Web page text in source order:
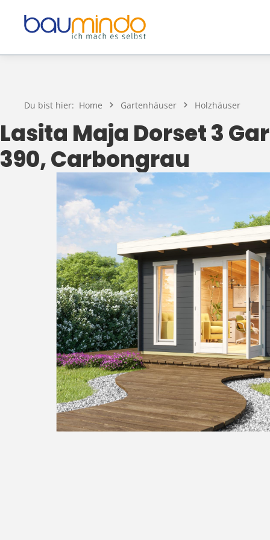
Zum Hauptinhalt springen
Du bist hier: Home Gartenhäuser Holzhäuser
Lasita Maja Dorset 3
390, Carbongrau
Bildergalerie überspringen